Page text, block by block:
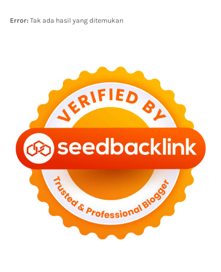
Error: Tak ada hasil yang ditemukan